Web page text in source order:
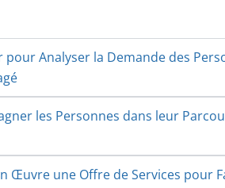
pour Analyser la Demande des
les Personnes dans leur
Œuvre une Offre de Services pour